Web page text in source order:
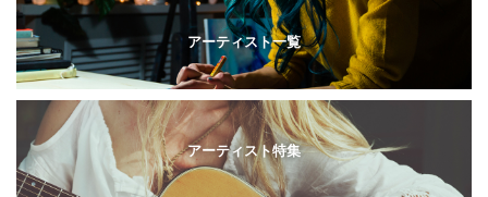
アーティスト一覧
アーティスト特集